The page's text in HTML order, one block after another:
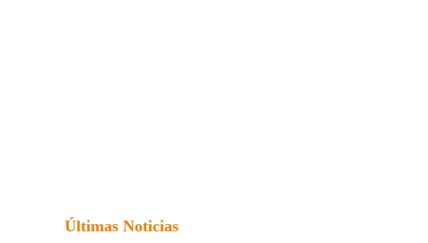
Últimas Noticias